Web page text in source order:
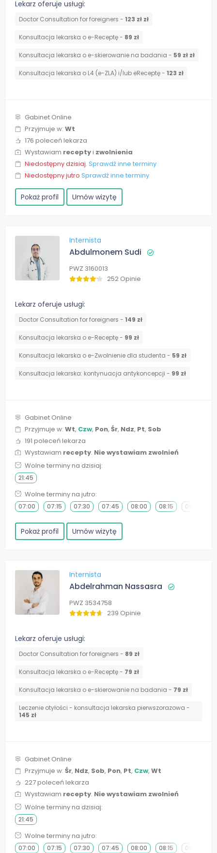
Lekarz oferuje usługi:
Doctor Consultation for foreigners - 123 zł zł
Konsultacja lekarska o e-Receptę - 89 zł
Konsultacja lekarska o e-skierowanie na badania - 59 zł zł
Konsultacja lekarska o L4 (e-ZLA) i/lub eReceptę - 123 zł
Gabinet Online
Przyjmuje w: Wt
176 poleceń lekarza
Wystawiam receptyi zwolnienia
Niedostępny dzisiaj. Sprawdź inne terminy
Niedostępny jutro Sprawdź inne terminy
Pokaż profil Umów wizytę
Internista
Abdulmonem Sudi
PWZ 3160013
252 Opinie
Lekarz oferuje usługi:
Doctor Consultation for foreigners - 149 zł
Konsultacja lekarska o e-Receptę - 99 zł
Konsultacja lekarska o e-Zwolnienie dla studenta - 59 zł
⁠Konsultacja lekarska: kontynuacja antykoncepcji - 99 zł
Gabinet Online
Przyjmuje w: Wt, Czw, Pon, Śr, Ndz, Pt, Sob
191 poleceń lekarza
Wystawiam recepty. Nie wystawiam zwolnień
Wolne terminy na dzisiaj:
21:45
Wolne terminy na jutro:
07:00 07:15 07:30 07:45 08:00 08:15 08:30
Pokaż profil Umów wizytę
Internista
Abdelrahman Nassasra
PWZ 3534758
239 Opinie
Lekarz oferuje usługi:
Doctor Consultation for foreigners - 89 zł
Konsultacja lekarska o e-Receptę - 79 zł
Konsultacja lekarska o e-skierowanie na badania - 79 zł
Leczenie otyłości - konsultacja lekarska pierwszorazowa -
145 zł
Gabinet Online
Przyjmuje w: Śr, Ndz, Sob, Pon, Pt, Czw, Wt
227 poleceń lekarza
Wystawiam recepty. Nie wystawiam zwolnień
Wolne terminy na dzisiaj:
21:45
Wolne terminy na jutro:
07:00 07:15 07:30 07:45 08:00 08:15 08:30